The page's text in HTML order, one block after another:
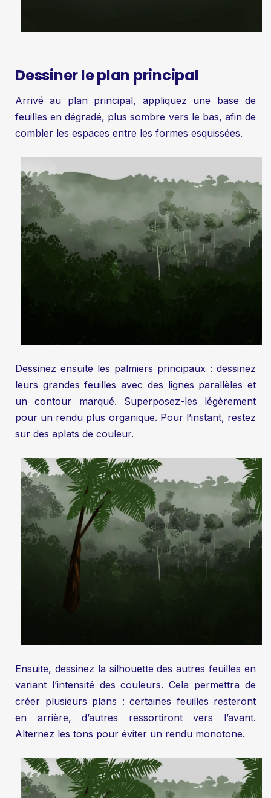
Dessiner le plan principal
Arrivé au plan principal, appliquez une base de
feuilles en dégradé, plus sombre vers le bas, afin de
combler les espaces entre les formes esquissées.
Dessinez ensuite les palmiers principaux : dessinez
leurs grandes feuilles avec des lignes parallèles et
un contour marqué. Superposez-les légèrement
pour un rendu plus organique. Pour l’instant, restez
sur des aplats de couleur.
Ensuite, dessinez la silhouette des autres feuilles en
variant l’intensité des couleurs. Cela permettra de
créer plusieurs plans : certaines feuilles resteront
en arrière, d’autres ressortiront vers l’avant.
Alternez les tons pour éviter un rendu monotone.